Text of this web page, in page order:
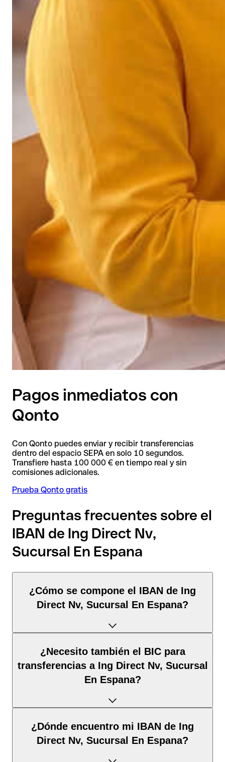
Pagos inmediatos con
Qonto
Con Qonto puedes enviar y recibir transferencias
dentro del espacio SEPA en solo 10 segundos.
Transfiere hasta 100 000 € en tiempo real y sin
comisiones adicionales.
Prueba Qonto gratis
Preguntas frecuentes sobre el
IBAN de Ing Direct Nv,
Sucursal En Espana
¿Cómo se compone el IBAN de Ing
Direct Nv, Sucursal En Espana?
compone detres elementos:
(posición 1–2): España identifica España
según la norma ISO 3166-1.
el algoritmo MOD 97; permiten la validación
automática.
cuenta. Su estructura y longitud están definidas por el
¿Necesito también el BIC para
transferencias a Ing Direct Nv, Sucursal
En Espana?
¿Dónde encuentro mi IBAN de Ing
Direct Nv, Sucursal En Espana?